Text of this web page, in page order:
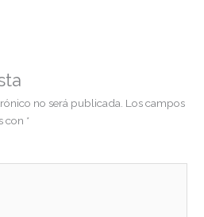
no será publicada. Los campos
con *